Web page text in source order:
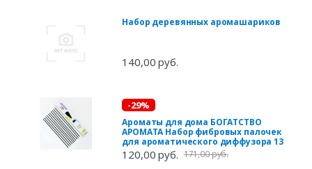
Набор деревянных аромашариков
140,00 руб.
-29%
Ароматы для дома БОГАТСТВО
АРОМАТА Набор фибровых палочек
для ароматического диффузора 13
120,00 руб. 171,00 руб.